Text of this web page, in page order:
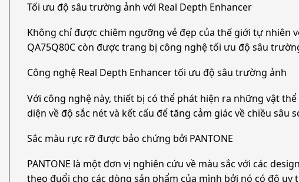
Tối ưu độ sâu trường ảnh với Real Depth Enhancer
Không chỉ được chiêm ngưỡng vẻ đẹp của thế giới tự nhiên
QA75Q80C còn được trang bị công nghệ tối ưu độ sâu
Công nghệ Real Depth Enhancer tối ưu độ sâu trường ảnh
Với công nghệ này, thiết bị có thể phát hiện ra những vật
diện về độ sắc nét và kết cấu để tăng cảm giác về chiều
Sắc màu rực rỡ được bảo chứng bởi PANTONE
PANTONE là một đơn vị nghiên cứu về màu sắc với các
theo đuổi cho các dòng sản phẩm của mình bởi nó có độ